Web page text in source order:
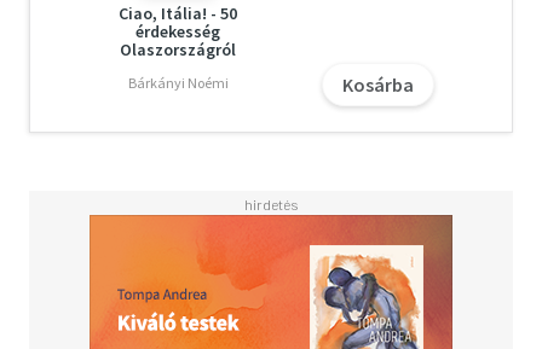
Ciao, Itália! - 50
érdekesség
Olaszországról
Bárkányi Noémi Kosárba